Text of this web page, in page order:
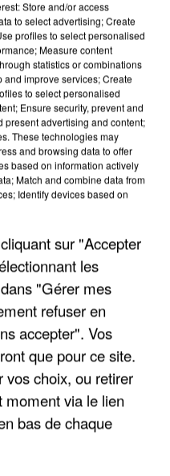
LES REFUGES
Store and/or access
to select advertising; Create
profiles to select personalised
Measure content
statistics or combinations
improve services; Create
to select personalised
Ensure security, prevent and
present advertising and content;
These technologies may
and browsing data to offer
based on information actively
Match and combine data from
Identify devices based on
sur "Accepter
les
"Gérer mes
refuser en
accepter". Vos
que pour ce site.
vos choix, ou retirer
moment via le lien
bas de chaque